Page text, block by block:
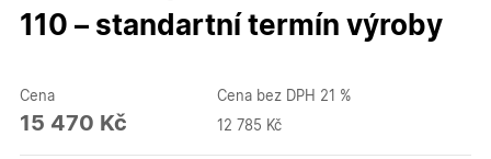
110 – standartní termín výroby
Cena
15 470 Kč
Cena bez DPH 21 %
12 785 Kč